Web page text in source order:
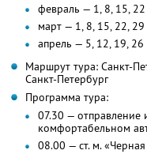
февраль — 1, 8, 15, 22
март — 1, 8, 15, 22, 29
апрель — 5, 12, 19, 26
Маршрут тура: Санкт-
Санкт-Петербург
Программа тура:
07.30 — отправление
комфортабельном
08.00 — ст. м.